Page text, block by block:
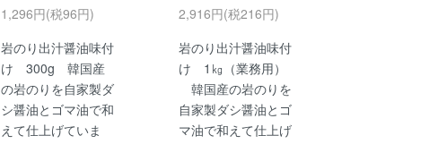
1,296円(税96円)
岩のり出汁醤油味付
け 300g 韓国産
の岩のりを自家製ダ
シ醤油とゴマ油で和
えて仕上げていま
2,916円(税216円)
岩のり出汁醤油味付
け 1㎏（業務用）
韓国産の岩のりを
自家製ダシ醤油とゴ
マ油で和えて仕上げ